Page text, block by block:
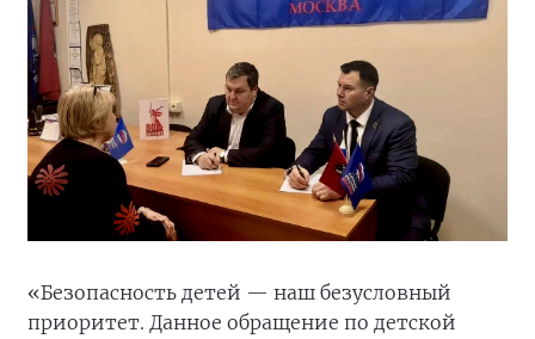
«Безопасность детей — наш безусловный
приоритет. Данное обращение по детской